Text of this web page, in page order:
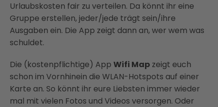
Urlaubskosten fair zu verteilen. Da könnt ihr eine
Gruppe erstellen, jeder/jede trägt sein/ihre
Ausgaben ein. Die App zeigt dann an, wer wem was
schuldet.
Die (kostenpflichtige) App Wifi Map zeigt euch
schon im Vornhinein die WLAN-Hotspots auf einer
Karte an. So könnt ihr eure Liebsten immer wieder
mal mit vielen Fotos und Videos versorgen. Oder